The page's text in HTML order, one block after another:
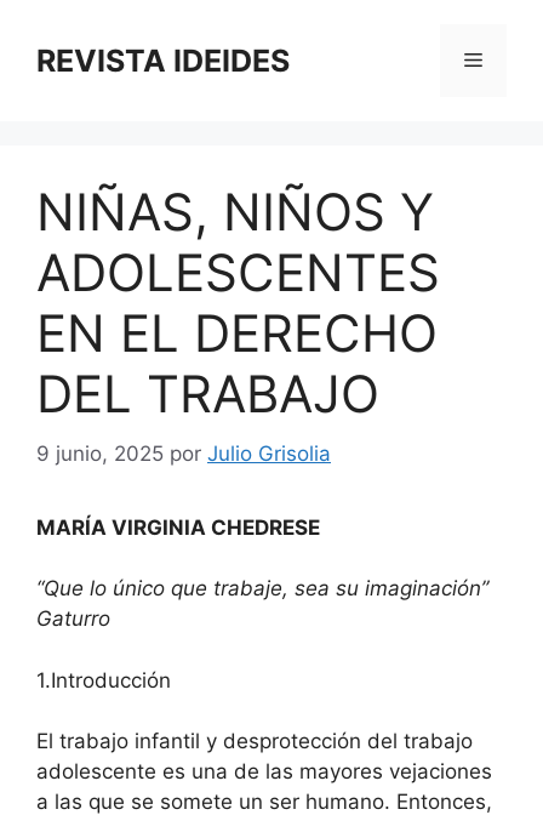
contenido
REVISTA IDEIDES Menú
NIÑAS, NIÑOS Y
ADOLESCENTES
EN EL DERECHO
DEL TRABAJO
9 junio, 2025 por Julio Grisolia
MARÍA VIRGINIA CHEDRESE
“Que lo único que trabaje, sea su imaginación”
Gaturro
1.Introducción
El trabajo infantil y desprotección del trabajo
adolescente es una de las mayores vejaciones
a las que se somete un ser humano. Entonces,